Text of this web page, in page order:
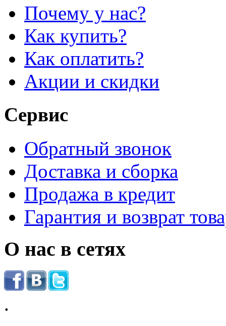
Почему у нас?
Как купить?
Как оплатить?
Акции и скидки
Сервис
Обратный звонок
Доставка и сборка
Продажа в кредит
Гарантия и возврат
О нас в сетях
.